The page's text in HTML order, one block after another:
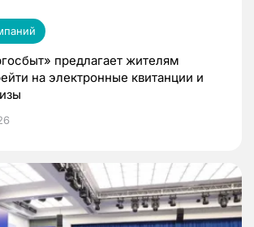
предлагает жителям
на электронные квитанции и